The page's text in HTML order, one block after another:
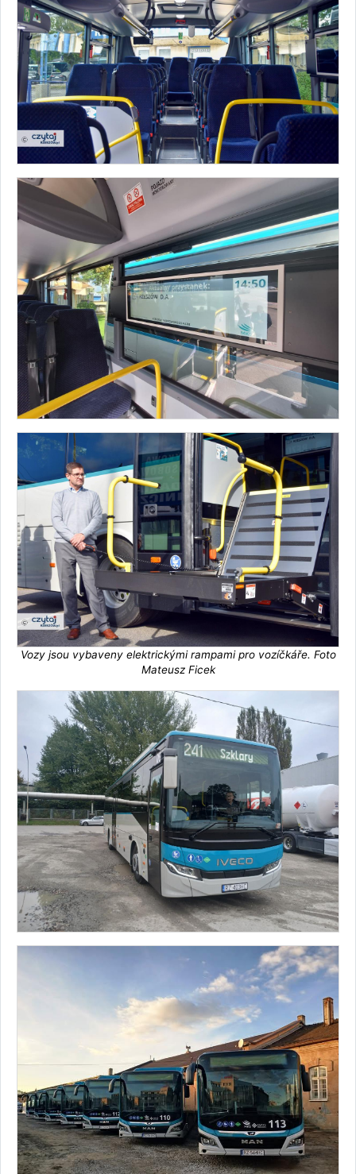
Vozy jsou vybaveny elektrickými rampami pro vozíčkáře. Foto
Mateusz Ficek